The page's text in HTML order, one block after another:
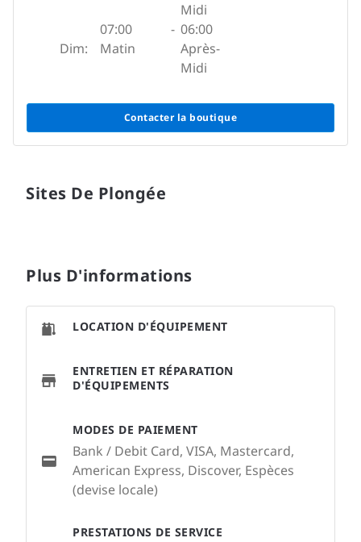
Midi
Dim:
07:00
Matin
- 06:00
Après-
Midi
Contacter la boutique
Sites De Plongée
Plus D'informations
PRESTATIONS DE SERVICE
LOCATION D'ÉQUIPEMENT
ENTRETIEN ET RÉPARATION
D'ÉQUIPEMENTS
MODES DE PAIEMENT
Bank / Debit Card, VISA, Mastercard,
American Express, Discover, Espèces
(devise locale)